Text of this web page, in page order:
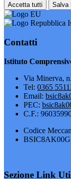
Accetta tutti Salva
Contatti
Istituto
Via Minerva,
Tel: 0365
Email:
PEC:
C.F.:
Codice
BSIC8AK00G
Sezione Link